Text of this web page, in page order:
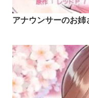
アナウンサーのお姉